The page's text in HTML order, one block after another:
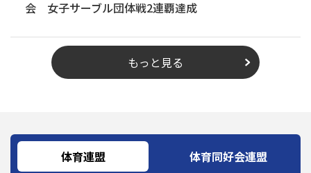
会 女子サーブル団体戦2連覇達成
もっと見る
体育連盟 体育同好会連盟